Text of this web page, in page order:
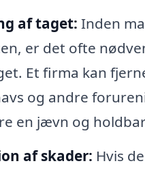
af taget: Inden
er det ofte
Et firma kan
og andre
en jævn og
af skader: Hvis